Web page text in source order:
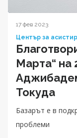
17 фев 2023
Център за
Марта“ на
Токуда
Базарът е в
проблеми